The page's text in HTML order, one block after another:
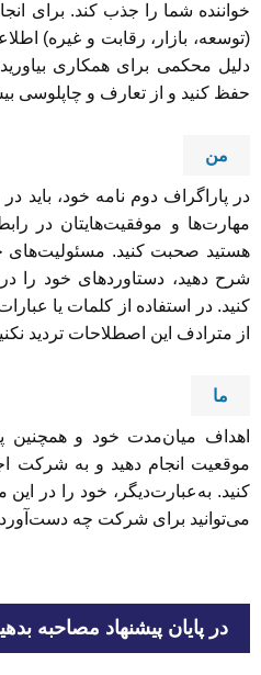
خواننده شما را جذب کند. برای
(توسعه، بازار، رقابت و غیره)
دلیل محکمی برای همکاری
حفظ کنید و از تعارف و چاپلوسی
من
در پاراگراف دوم نامه خود، باید
مهارت‌ها و موفقیت‌هایتان در
هستید صحبت کنید. مسئولیت‌های
شرح دهید، دستاوردهای خود را
کنید. در استفاده از کلمات یا
از مترادف این اصطلاحات تردید
ما
اهداف میان‌مدت خود و همچنین
موقعیت انجام دهید و به شرکت
کنید. به‌عبارت‌دیگر، خود را در
می‌توانید برای شرکت چه
در پایان پیشنهاد مصاحبه